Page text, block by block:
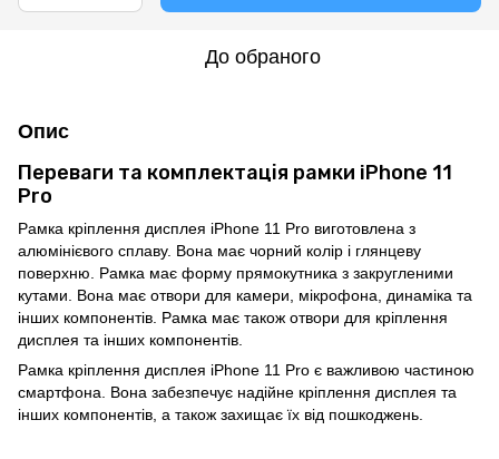
До обраного
Опис
Переваги та комплектація рамки iPhone 11
Pro
Рамка кріплення дисплея iPhone 11 Pro виготовлена з
алюмінієвого сплаву. Вона має чорний колір і глянцеву
поверхню. Рамка має форму прямокутника з закругленими
кутами. Вона має отвори для камери, мікрофона, динаміка та
інших компонентів. Рамка має також отвори для кріплення
дисплея та інших компонентів.
Рамка кріплення дисплея iPhone 11 Pro є важливою частиною
смартфона. Вона забезпечує надійне кріплення дисплея та
інших компонентів, а також захищає їх від пошкоджень.